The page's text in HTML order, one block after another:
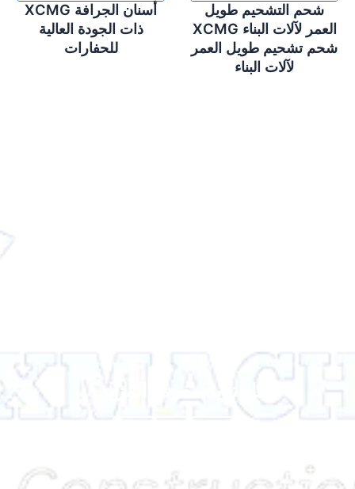
شحم التشحيم طويل
العمر لآلات البناء XCMG
شحم تشحيم طويل العمر
لآلات البناء
أسنان الجرافة XCMG
ذات الجودة العالية
للحفارات
هل تريد معرفة المزيد؟